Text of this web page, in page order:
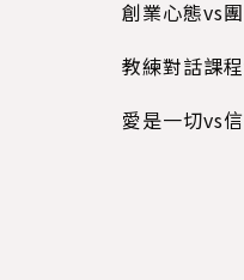
創業心態vs
教練對話課
愛是一切vs